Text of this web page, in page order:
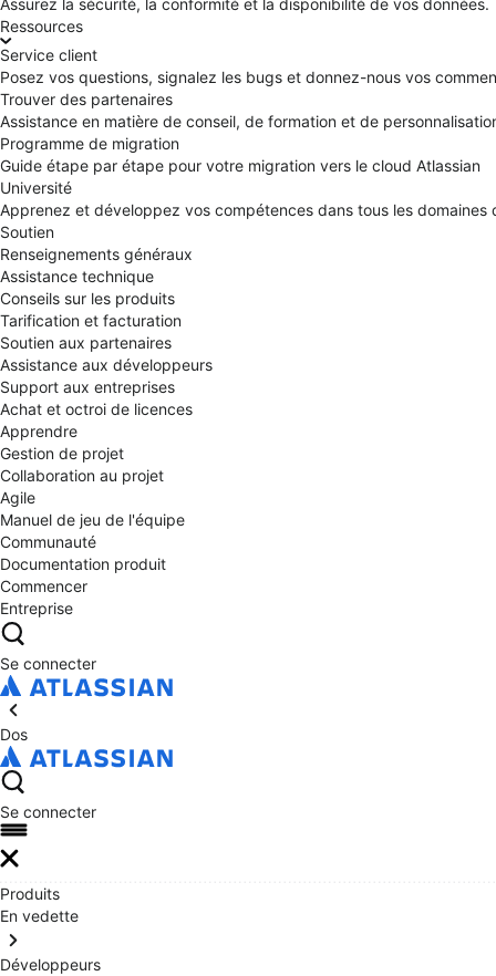
Assurez la sécurité, la conformité et la disponibilité de vos données.
Ressources
Service client
Posez vos questions, signalez les bugs et donnez-nous vos
Trouver des partenaires
Assistance en matière de conseil, de formation et de
Programme de migration
Guide étape par étape pour votre migration vers le cloud Atlassian
Université
Apprenez et développez vos compétences dans tous les domaines
Soutien
Renseignements généraux
Assistance technique
Conseils sur les produits
Tarification et facturation
Soutien aux partenaires
Assistance aux développeurs
Support aux entreprises
Achat et octroi de licences
Apprendre
Gestion de projet
Collaboration au projet
Agile
Manuel de jeu de l'équipe
Communauté
Documentation produit
Commencer
Entreprise
Se connecter
Dos
Se connecter
Produits
En vedette
Développeurs